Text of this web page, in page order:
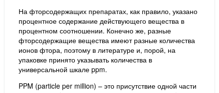
На фторсодержащих препаратах, как правило, указано
процентное содержание действующего вещества в
процентном соотношении. Конечно же, разные
фторсодержащие вещества имеют разные количества
ионов фтора, поэтому в литературе и, порой, на
упаковке принято указывать количества в
универсальной шкале ppm.
PPM (particle per million) – это присутствие одной части